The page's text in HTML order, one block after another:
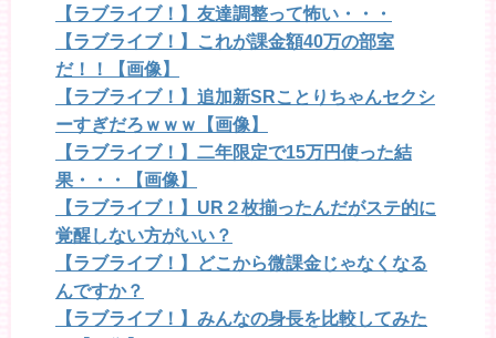
【ラブライブ！】友達調整って怖い・・・
【ラブライブ！】これが課金額40万の部室
だ！！【画像】
【ラブライブ！】追加新SRことりちゃんセクシ
ーすぎだろｗｗｗ【画像】
【ラブライブ！】二年限定で15万円使った結
果・・・【画像】
【ラブライブ！】UR２枚揃ったんだがステ的に
覚醒しない方がいい？
【ラブライブ！】どこから微課金じゃなくなる
んですか？
【ラブライブ！】みんなの身長を比較してみた